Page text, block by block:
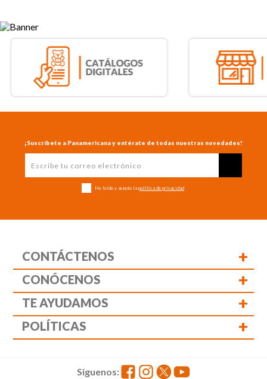
¡Suscríbete a Panamericana y entérate de todas nuestras novedades!
He leído y acepto la política de privacidad
CONTÁCTENOS +
CONÓCENOS +
TE AYUDAMOS +
POLÍTICAS +
Siguenos: